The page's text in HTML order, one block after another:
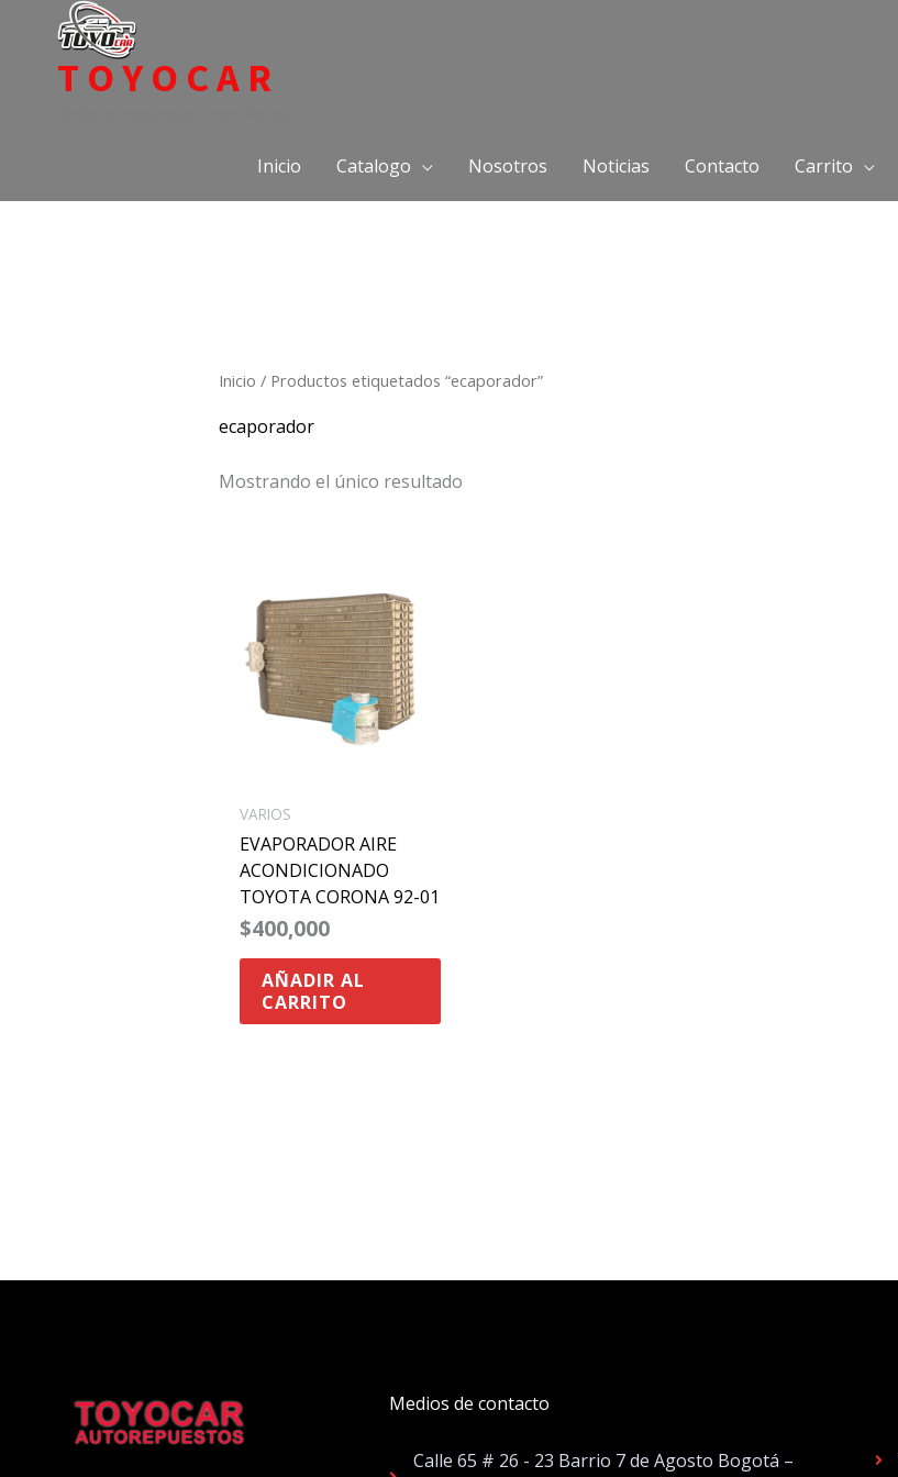
contenidoTOYOCAR
Inicio Catalogo Nosotros Noticias Contacto Carrito
Inicio / Productos etiquetados “ecaporador”
ecaporador
Mostrando el único resultado
VARIOS
EVAPORADOR AIRE
ACONDICIONADO
TOYOTA CORONA 92-01
$400,000
AÑADIR AL
CARRITO
Medios de contacto
Calle 65 # 26 - 23 Barrio 7 de Agosto Bogotá –